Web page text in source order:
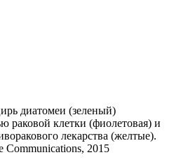
диатомеи (зеленый)
раковой клетки (фиолетовая) и
лекарства (желтые).
Communications, 2015